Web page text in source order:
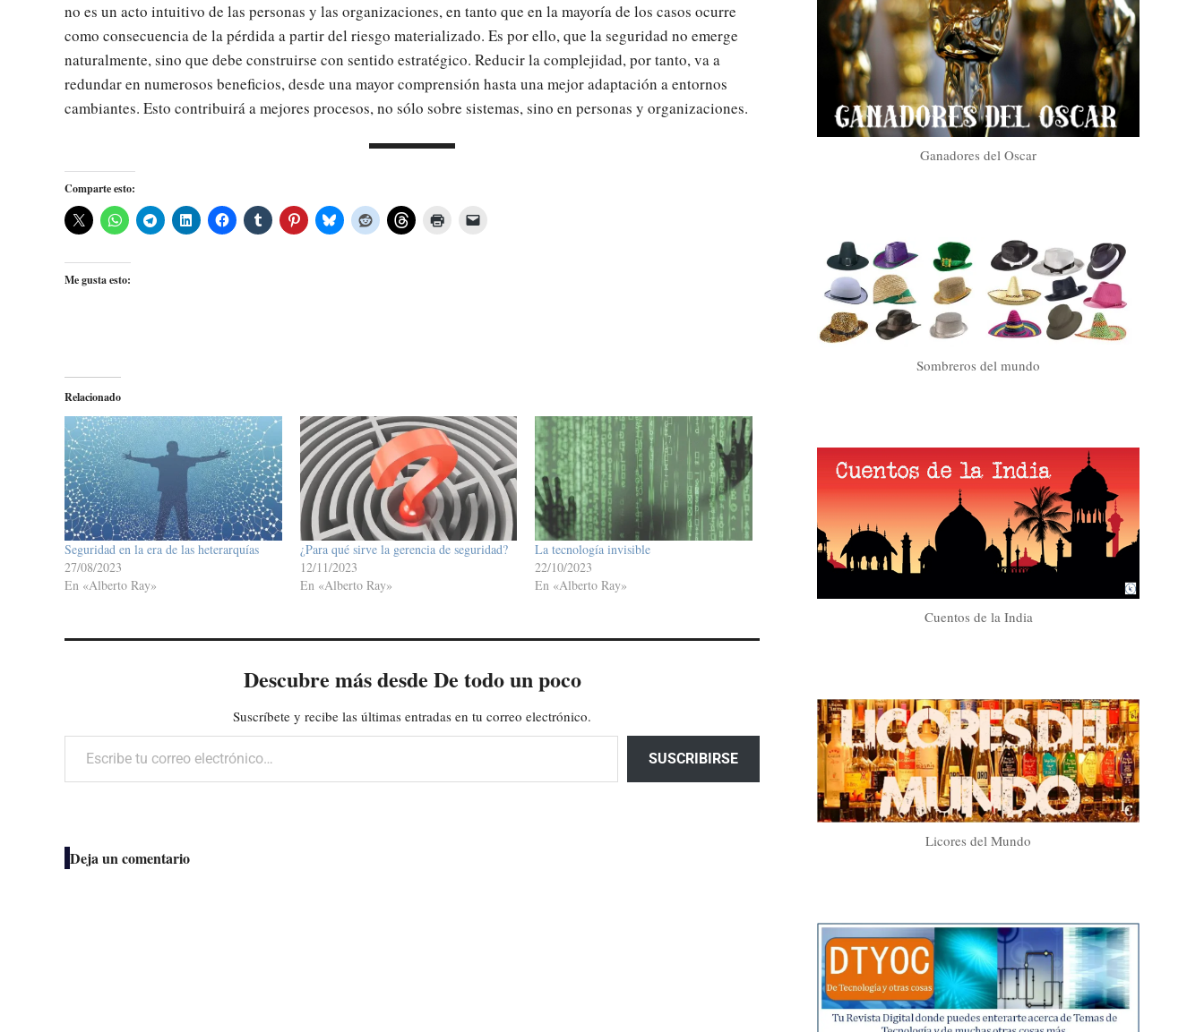
no es un acto intuitivo de las personas y las organizaciones, en tanto que en la mayoría de los casos ocurre
como consecuencia de la pérdida a partir del riesgo materializado. Es por ello, que la seguridad no emerge
naturalmente, sino que debe construirse con sentido estratégico. Reducir la complejidad, por tanto, va a
redundar en numerosos beneficios, desde una mayor comprensión hasta una mejor adaptación a entornos
cambiantes. Esto contribuirá a mejores procesos, no sólo sobre sistemas, sino en personas y organizaciones.
Comparte esto:
Me gusta esto:
Relacionado
Seguridad en la era de las heterarquías
27/08/2023
En «Alberto Ray»
¿Para qué sirve la gerencia de seguridad?
12/11/2023
En «Alberto Ray»
La tecnología invisible
22/10/2023
En «Alberto Ray»
Descubre más desde De todo un poco
Suscríbete y recibe las últimas entradas en tu correo electrónico.
Escribe tu correo electrónico…
SUSCRIBIRSE
Deja un comentario
Ganadores del Oscar
Sombreros del mundo
Cuentos de la India
Licores del Mundo